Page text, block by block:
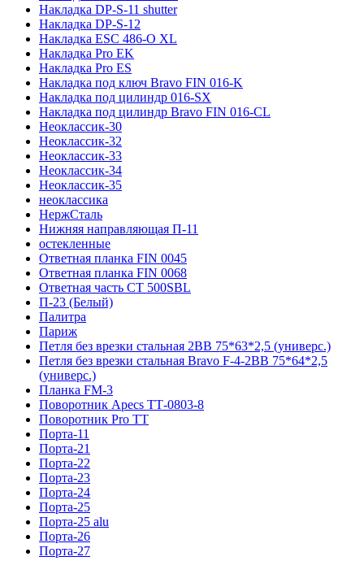
Накладка DP-S-11 shutter
Накладка DP-S-12
Накладка ESC 486-O XL
Накладка Pro EK
Накладка Pro ES
Накладка под ключ Bravo FIN 016-K
Накладка под цилиндр 016-SX
Накладка под цилиндр Bravo FIN 016-СL
Неоклассик-30
Неоклассик-32
Неоклассик-33
Неоклассик-34
Неоклассик-35
неоклассика
НержСталь
Нижняя направляющая П-11
остекленные
Ответная планка FIN 0045
Ответная планка FIN 0068
Ответная часть СТ 500SBL
П-23 (Белый)
Палитра
Париж
Петля без врезки стальная 2ВВ 75*63*2,5 (универс.)
Петля без врезки стальная Bravo F-4-2BB 75*64*2,5
(универс.)
Планка FM-3
Поворотник Apecs ТТ-0803-8
Поворотник Pro TT
Порта-11
Порта-21
Порта-22
Порта-23
Порта-24
Порта-25
Порта-25 alu
Порта-26
Порта-27